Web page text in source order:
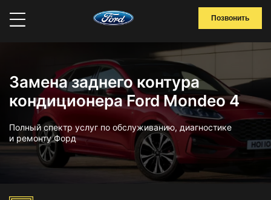
Позвонить
Замена заднего контура
кондиционера Ford Mondeo 4
Полный спектр услуг по обслуживанию, диагностике
и ремонту Форд